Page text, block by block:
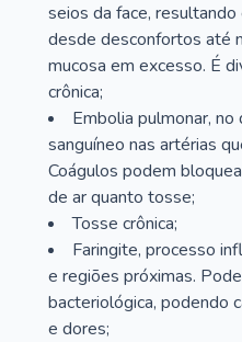
seios da face, resultando
desde desconfortos até
mucosa em excesso. É
crônica;
Embolia pulmonar,
sanguíneo nas artérias
Coágulos podem
de ar quanto tosse;
Tosse crônica;
Faringite, processo
e regiões próximas.
bacteriológica, podendo
e dores;